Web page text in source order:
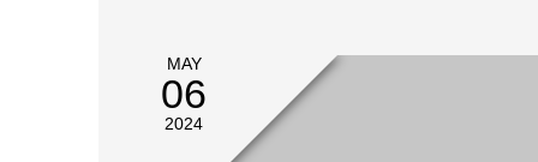
MAY
06
2024